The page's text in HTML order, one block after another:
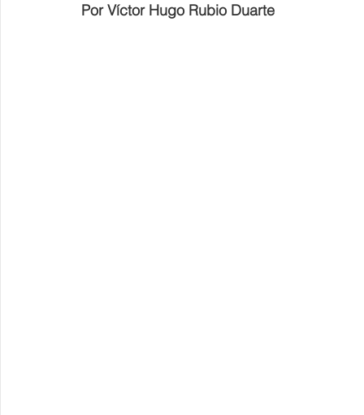
Por Víctor Hugo Rubio Duarte